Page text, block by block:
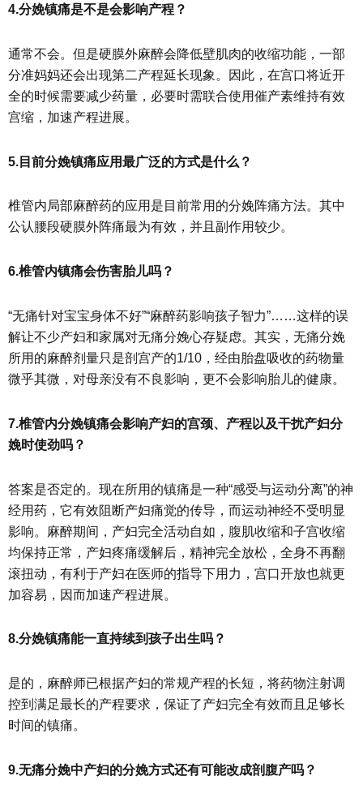
4.分娩镇痛是不是会影响产程？
通常不会。但是硬膜外麻醉会降低壁肌肉的收缩功能，一部
分准妈妈还会出现第二产程延长现象。因此，在宫口将近开
全的时候需要减少药量，必要时需联合使用催产素维持有效
宫缩，加速产程进展。
5.目前分娩镇痛应用最广泛的方式是什么？
椎管内局部麻醉药的应用是目前常用的分娩阵痛方法。其中
公认腰段硬膜外阵痛最为有效，并且副作用较少。
6.椎管内镇痛会伤害胎儿吗？
“无痛针对宝宝身体不好”“麻醉药影响孩子智力”……这样的误
解让不少产妇和家属对无痛分娩心存疑虑。其实，无痛分娩
所用的麻醉剂量只是剖宫产的1/10，经由胎盘吸收的药物量
微乎其微，对母亲没有不良影响，更不会影响胎儿的健康。
7.椎管内分娩镇痛会影响产妇的宫颈、产程以及干扰产妇分
娩时使劲吗？
答案是否定的。现在所用的镇痛是一种“感受与运动分离”的神
经用药，它有效阻断产妇痛觉的传导，而运动神经不受明显
影响。麻醉期间，产妇完全活动自如，腹肌收缩和子宫收缩
均保持正常，产妇疼痛缓解后，精神完全放松，全身不再翻
滚扭动，有利于产妇在医师的指导下用力，宫口开放也就更
加容易，因而加速产程进展。
8.分娩镇痛能一直持续到孩子出生吗？
是的，麻醉师已根据产妇的常规产程的长短，将药物注射调
控到满足最长的产程要求，保证了产妇完全有效而且足够长
时间的镇痛。
9.无痛分娩中产妇的分娩方式还有可能改成剖腹产吗？